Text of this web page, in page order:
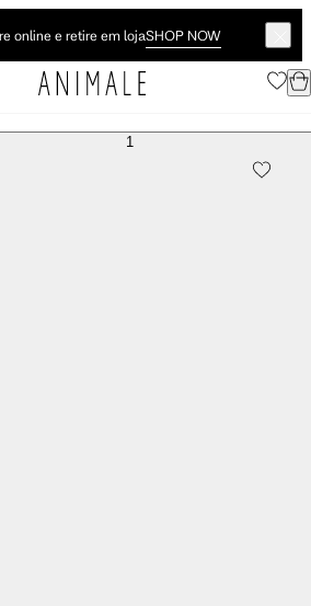
online e retire em lojaSHOP NOW